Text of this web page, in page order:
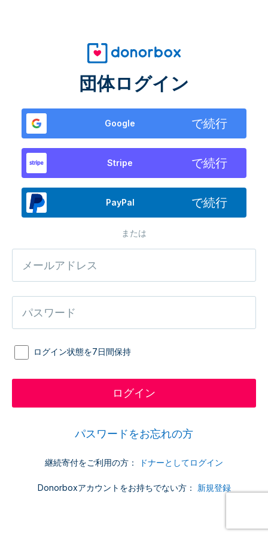
団体ログイン
Google で続行
Stripe で続行
PayPal で続行
または
ログイン状態を7日間保持
パスワードをお忘れの方
継続寄付をご利用の方： ドナーとしてログイン
Donorboxアカウントをお持ちでない方： 新規登録